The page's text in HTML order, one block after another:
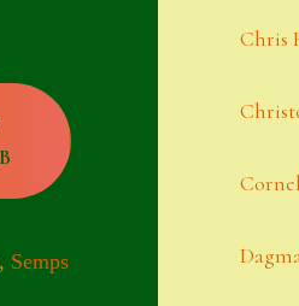
Account
Allgemeine
Comeback & Neuheiten
Datenschutzerklärung
, Semps
Chris